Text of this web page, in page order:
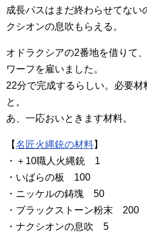
成長パスはまだ終わらせてない
クシオンの息吹もらえる。
オドラクシアの2番地を借りて
ワーフを雇いました。
22分で完成するらしい。必要材
と。
あ、一応おいときます材料。
【名匠火縄銃の材料】
・＋10職人火縄銃 1
・いばらの板 100
・ニッケルの鋳塊 50
・ブラックストーン粉末 200
・ナクシオンの息吹 5